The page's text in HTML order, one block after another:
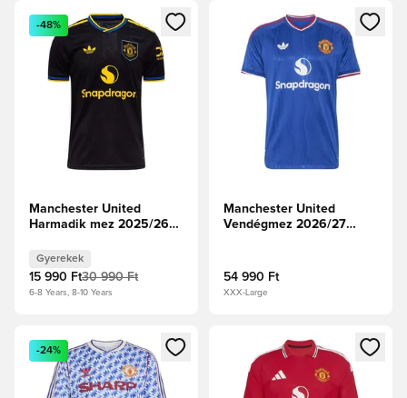
Megnyit egy modált a bejelentkezéshez vagy a tagként
-48%
Manchester United
Harmadik mez 2025/26
Gyerekek
15 990 Ft30 990 Ft
6-8 Years, 8-10 Years
Megnyit egy modált a
Manchester United
Vendégmez 2026/27
54 990 Ft
XXX-Large
Megnyit egy modált a bejelentkezéshez vagy a tagként
-24%
Megnyit egy modált a